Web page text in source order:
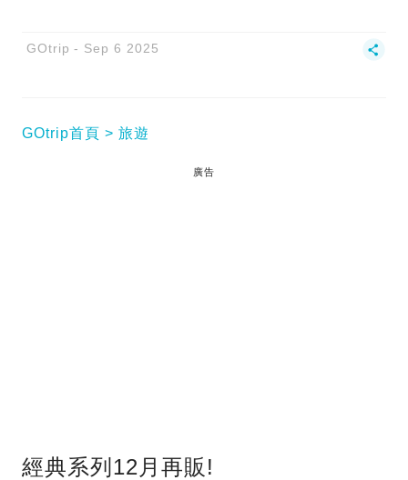
GOtrip Sep 6 2025
GOtrip首頁 旅遊
廣告
經典系列12月再販!